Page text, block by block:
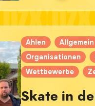
Ahlen Allgemein
Organisationen
Wettbewerbe
Skate in